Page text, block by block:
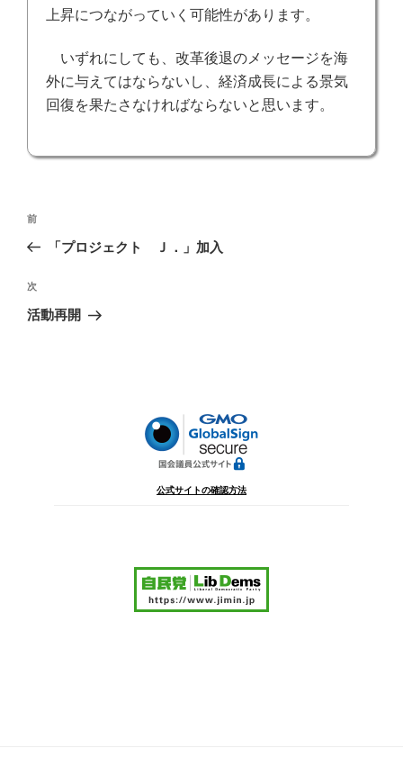
上昇につながっていく可能性があります。
いずれにしても、改革後退のメッセージを海
外に与えてはならないし、経済成長による景気
回復を果たさなければならないと思います。
投
ビ
ゲ
前
の
稿
前
「プロジェクト Ｊ．」加入
次
の
次
活動再開
公式サイトの確認方法